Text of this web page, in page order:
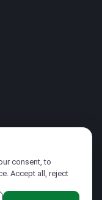
consent, to
Accept all, reject